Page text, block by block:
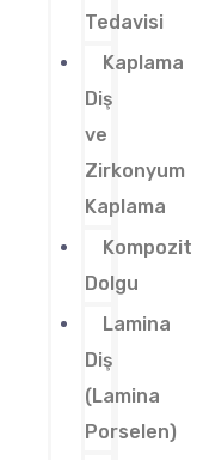
Tedavisi
Kaplama
Diş
ve
Zirkonyum
Kaplama
Kompozit
Dolgu
Lamina
Diş
(Lamina
Porselen)